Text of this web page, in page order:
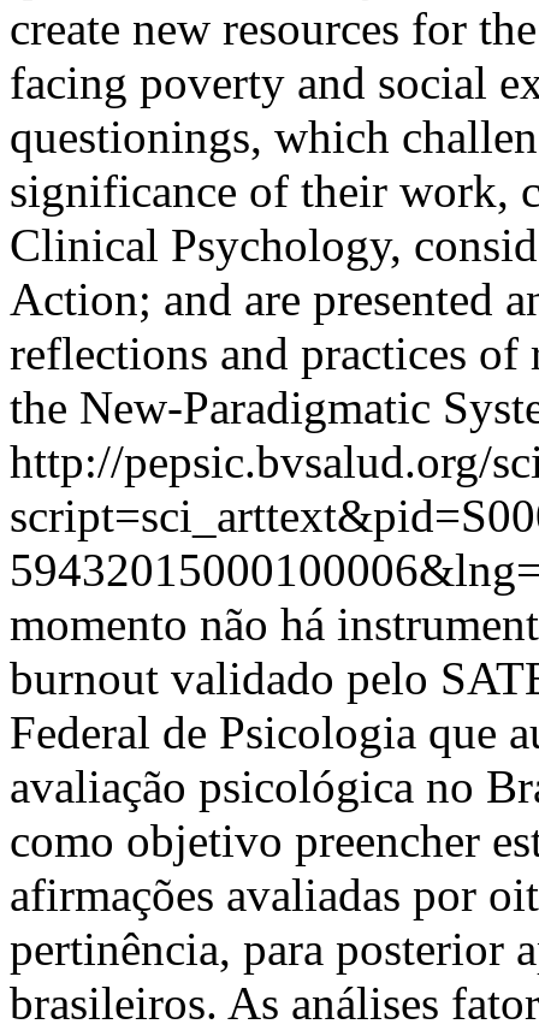
create new resources for
facing poverty and social
questionings, which
significance of their work,
Clinical Psychology,
Action; and are presented
reflections and practices of
the New-Paradigmatic
http://pepsic.bvsalud.org/
momento não há
burnout validado pelo
Federal de Psicologia que
avaliação psicológica no
como objetivo preencher
afirmações avaliadas por
pertinência, para posterior
brasileiros. As análises